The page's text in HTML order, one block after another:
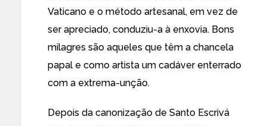
Vaticano e o método artesanal, em vez de
ser apreciado, conduziu-a à enxovia. Bons
milagres são aqueles que têm a chancela
papal e como artista um cadáver enterrado
com a extrema-unção.
Depois da canonização de Santo Escrivá